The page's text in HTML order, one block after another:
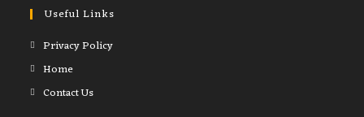
Useful Links
Privacy Policy
Home
Contact Us